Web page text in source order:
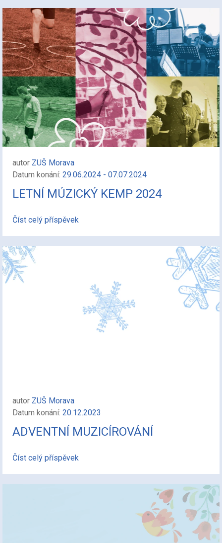
autor ZUŠ Morava
Datum konání: 29.06.2024 - 07.07.2024
LETNÍ MÚZICKÝ KEMP 2024
Číst celý příspěvek
autor ZUŠ Morava
Datum konání: 20.12.2023
ADVENTNÍ MUZICÍROVÁNÍ
Číst celý příspěvek